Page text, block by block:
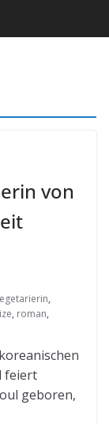
von
,
, roman,
feiert
geboren,